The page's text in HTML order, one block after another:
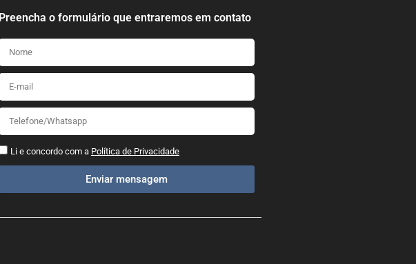
Preencha o formulário que entraremos em contato
Li e concordo com a Política de Privacidade
Enviar mensagem